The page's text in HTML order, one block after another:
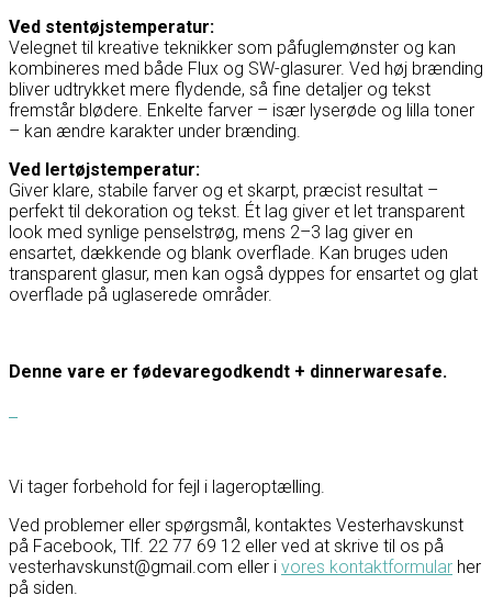
Ved stentøjstemperatur:
Velegnet til kreative teknikker som påfuglemønster og kan
kombineres med både Flux og SW-glasurer. Ved høj brænding
bliver udtrykket mere flydende, så fine detaljer og tekst
fremstår blødere. Enkelte farver – især lyserøde og lilla toner
– kan ændre karakter under brænding.
Ved lertøjstemperatur:
Giver klare, stabile farver og et skarpt, præcist resultat –
perfekt til dekoration og tekst. Ét lag giver et let transparent
look med synlige penselstrøg, mens 2–3 lag giver en
ensartet, dækkende og blank overflade. Kan bruges uden
transparent glasur, men kan også dyppes for ensartet og glat
overflade på uglaserede områder.
Denne vare er fødevaregodkendt + dinnerwaresafe.
Vi tager forbehold for fejl i lageroptælling.
Ved problemer eller spørgsmål, kontaktes Vesterhavskunst
på Facebook, Tlf. 22 77 69 12 eller ved at skrive til os på
vesterhavskunst@gmail.com eller i vores kontaktformular her
på siden.